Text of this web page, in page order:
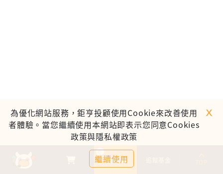
基金比較
0
為優化網站服務，鉅亨投顧使用Cookie來改善使用
者體驗。當您繼續使用本網站即表示您同意Cookies
政策與隱私權政策
繼續使用
ｘ